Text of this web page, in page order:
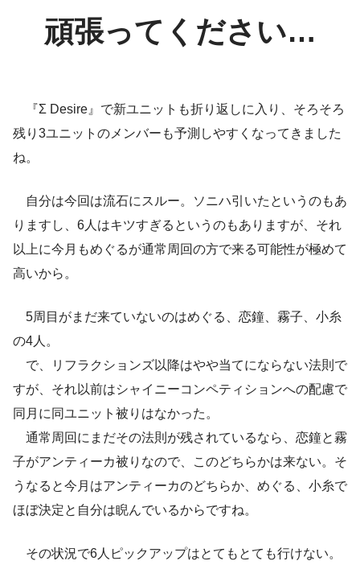
頑張ってください…
『Σ Desire』で新ユニットも折り返しに入り、そろそろ
残り3ユニットのメンバーも予測しやすくなってきました
ね。
自分は今回は流石にスルー。ソニハ引いたというのもあ
りますし、6人はキツすぎるというのもありますが、それ
以上に今月もめぐるが通常周回の方で来る可能性が極めて
高いから。
5周目がまだ来ていないのはめぐる、恋鐘、霧子、小糸
の4人。
で、リフラクションズ以降はやや当てにならない法則で
すが、それ以前はシャイニーコンペティションへの配慮で
同月に同ユニット被りはなかった。
通常周回にまだその法則が残されているなら、恋鐘と霧
子がアンティーカ被りなので、このどちらかは来ない。そ
うなると今月はアンティーカのどちらか、めぐる、小糸で
ほぼ決定と自分は睨んでいるからですね。
その状況で6人ピックアップはとてもとても行けない。